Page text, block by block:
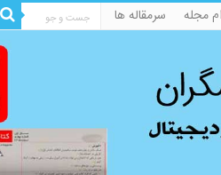
مجله سرمقاله ها